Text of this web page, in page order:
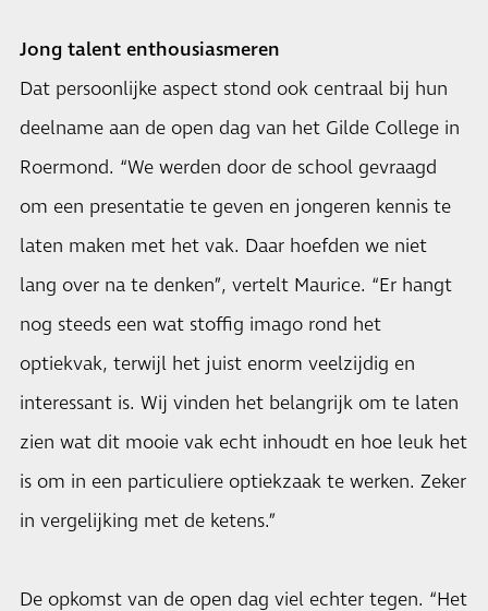
Jong talent enthousiasmeren
Dat persoonlijke aspect stond ook centraal bij hun
deelname aan de open dag van het Gilde College in
Roermond. “We werden door de school gevraagd
om een presentatie te geven en jongeren kennis te
laten maken met het vak. Daar hoefden we niet
lang over na te denken”, vertelt Maurice. “Er hangt
nog steeds een wat stoffig imago rond het
optiekvak, terwijl het juist enorm veelzijdig en
interessant is. Wij vinden het belangrijk om te laten
zien wat dit mooie vak echt inhoudt en hoe leuk het
is om in een particuliere optiekzaak te werken. Zeker
in vergelijking met de ketens.”
De opkomst van de open dag viel echter tegen. “Het